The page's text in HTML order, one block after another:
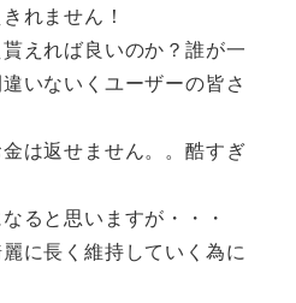
れません！
えれば良いのか？誰が一
いないくユーザーの皆さ
は返せません。。酷すぎ
ると思いますが・・・
に長く維持していく為に